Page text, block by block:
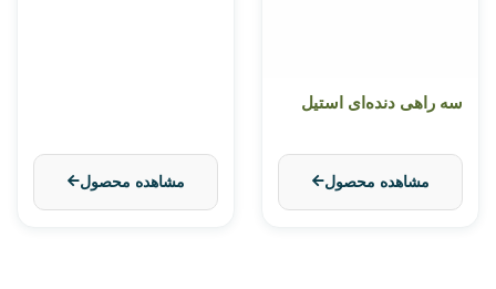
سه راهی دنده‌ای استیل
مشاهده محصول مشاهده محصول